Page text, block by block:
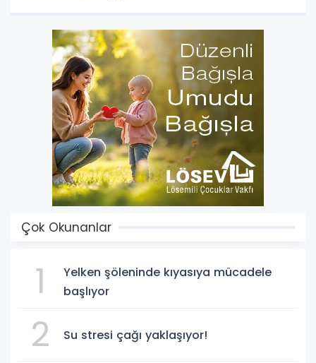
Çok Okunanlar
1
Yelken şöleninde kıyasıya mücadele
başlıyor
2 Su stresi çağı yaklaşıyor!